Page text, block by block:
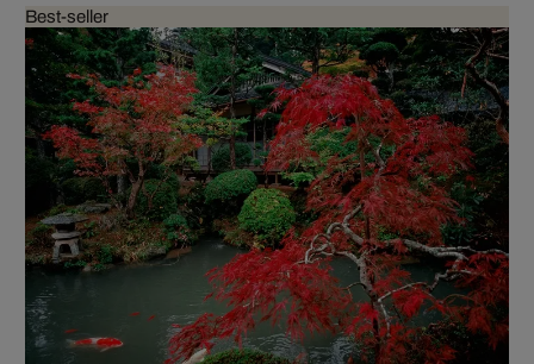
Best-seller